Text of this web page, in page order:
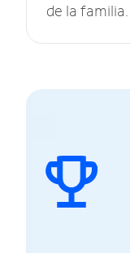
de la familia.